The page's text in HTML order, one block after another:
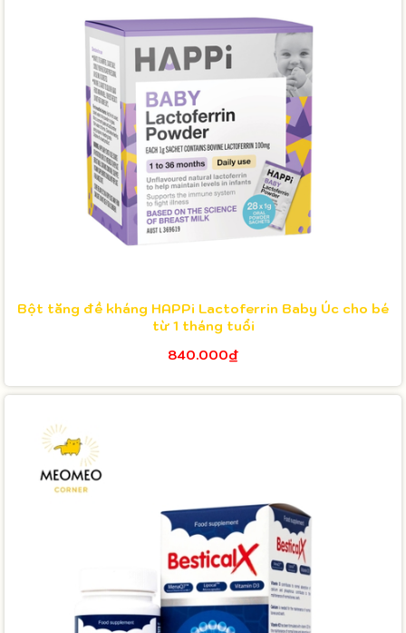
Bột tăng đề kháng HAPPi Lactoferrin Baby Úc cho bé
từ 1 tháng tuổi
840.000₫